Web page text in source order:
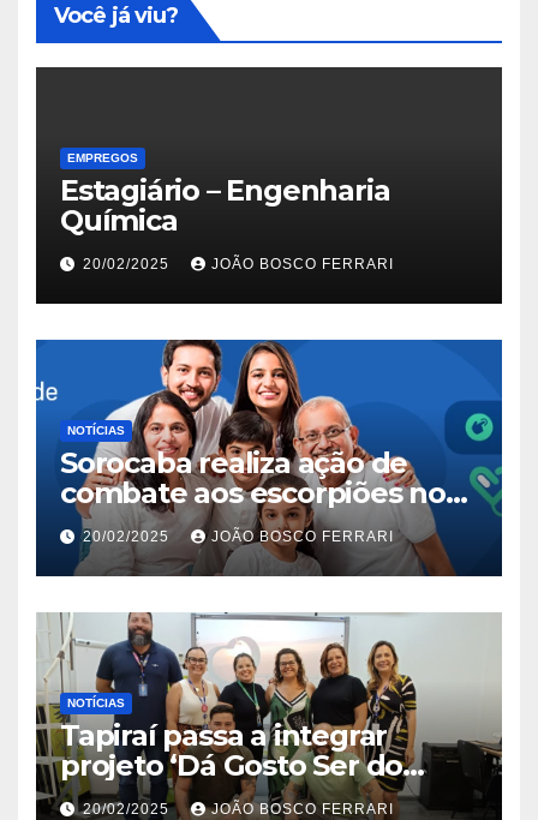
Você já viu?
EMPREGOS
Estagiário – Engenharia
Química
20/02/2025 JOÃO BOSCO FERRARI
NOTÍCIAS
Sorocaba realiza ação de
combate aos escorpiões no
Jardim São Carlos
20/02/2025 JOÃO BOSCO FERRARI
NOTÍCIAS
Tapiraí passa a integrar
projeto ‘Dá Gosto Ser do
Ribeira’ | ASN São Paulo
20/02/2025 JOÃO BOSCO FERRARI